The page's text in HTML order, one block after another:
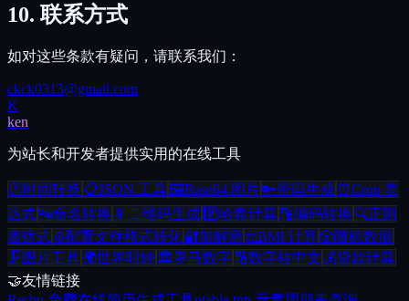
10.联系方式
如对这些条款有疑问，请联系我们：
ckck0313@gmail.com
K
ken
为站长和开发者提供实用的在线工具
🕐时间转换 📋JSON 工具🖼️Base64 图片🔑密码生成 ⏰Cron 表
达式🔤命名转换 📱 二维码生成 #️⃣ 哈希计算 🔡编码转换 🔍正则
表达式⚙️配置文件格式转化🔐加解密⚖️BMI 计算🎲随机数据
🗜️ 图片工具🌍世界时钟 🏛️罗马数字 🔢数字转中文 💰贷款计算
🤝友情链接